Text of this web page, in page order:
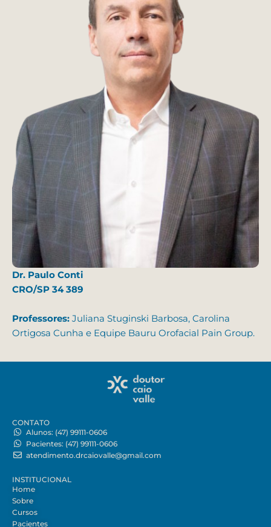
Dr. Paulo Conti
CRO/SP 34 389
Professores: Juliana Stuginski Barbosa, Carolina
Ortigosa Cunha e Equipe Bauru Orofacial Pain Group.
CONTATO
Alunos: (47) 99111-0606
Pacientes: (47) 99111-0606
atendimento.drcaiovalle@gmail.com
INSTITUCIONAL
Home
Sobre
Cursos
Pacientes